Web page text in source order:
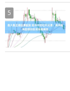
5